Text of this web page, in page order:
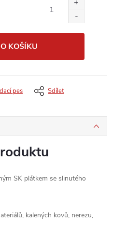
KOŠÍKU
pes Sdílet
SK plátkem se slinutého
kalených kovů, nerezu,